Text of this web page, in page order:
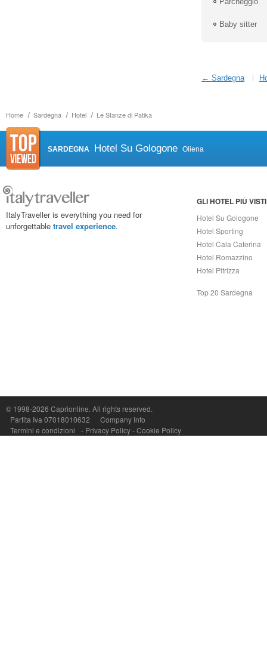
Home Sardegna Hotel Le Stanze di Patika
Baby sitter
← Sardegna
SARDEGNA Hotel Su Gologone Oliena
ItalyTraveller is everything you need for
unforgettable travel experience.
GLI HOTEL PIÙ VISTI
Hotel Su Gologone
Hotel Sporting
Hotel Cala Caterina
Hotel Romazzino
Hotel Pitrizza
Top 20 Sardegna
© 1998-2026 Caprionline. All rights reserved.
Partita Iva 07018010632
Company Info
Termini e condizioni
- Privacy Policy-Cookie Policy
Capri On Line Srl, Via Le Botteghe 10a - 80073 CAPRI (NA) Italy
P.Iva, C.F. e n.Reg.Imprese Napoli: 07018010632 - Rea n.557643